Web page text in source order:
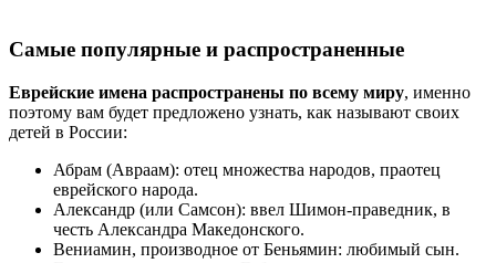
Самые популярные и распространенные
Еврейские имена распространены по всему миру, именно
поэтому вам будет предложено узнать, как называют своих
детей в России:
Абрам (Авраам): отец множества народов, праотец
еврейского народа.
Александр (или Самсон): ввел Шимон-праведник, в
честь Александра Македонского.
Вениамин, производное от Беньямин: любимый сын.